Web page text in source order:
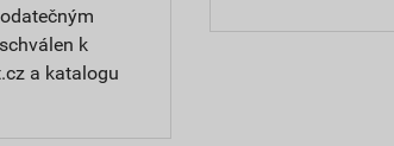
k
a katalogu